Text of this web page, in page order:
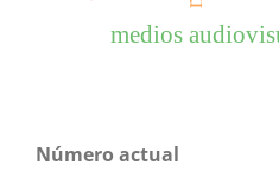
medios
Número actual